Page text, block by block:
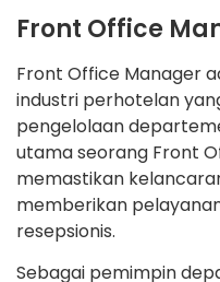
Front Office
Front Office Manager
industri perhotelan
pengelolaan
utama seorang Front
memastikan
memberikan
resepsionis.
Sebagai pemimpin